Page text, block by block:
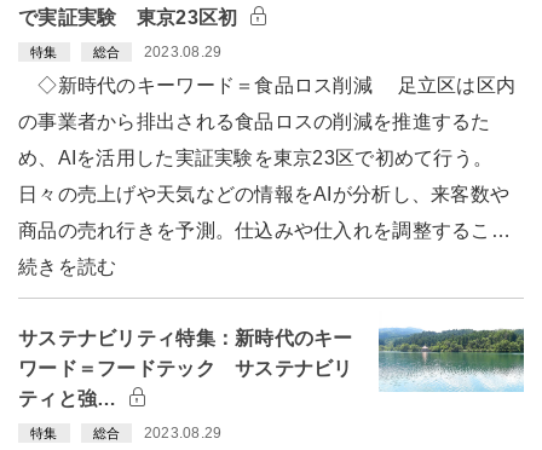
で実証実験 東京23区初
特集 総合 2023.08.29
◇新時代のキーワード＝食品ロス削減 足立区は区内
の事業者から排出される食品ロスの削減を推進するた
め、AIを活用した実証実験を東京23区で初めて行う。
日々の売上げや天気などの情報をAIが分析し、来客数や
商品の売れ行きを予測。仕込みや仕入れを調整するこ…
続きを読む
サステナビリティ特集：新時代のキー
ワード＝フードテック サステナビリ
ティと強…
特集 総合 2023.08.29